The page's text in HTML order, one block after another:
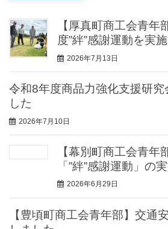
【厚真町商工会青年
度”絆”感謝運動を実
2026年7月13日
令和8年度商品力強化支援研究
した
2026年7月10日
【幕別町商工会青年
「”絆”感謝運動」の
2026年6月29日
【豊頃町商工会青年部】交通